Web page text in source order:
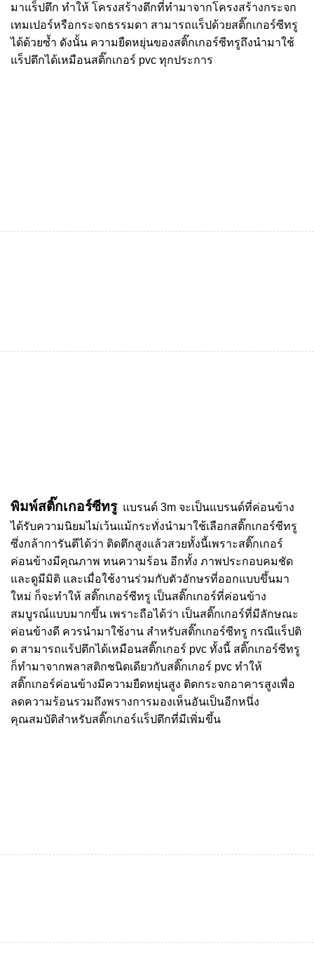
มาแร็ปตึก ทำให้ โครงสร้างตึกที่ทำมาจากโครงสร้างกระจก
เทมเปอร์หรือกระจกธรรมดา สามารถแร็ปด้วยสติ๊กเกอร์ซีทรู
ได้ด้วยซ้ำ ดังนั้น ความยืดหยุ่นของสติ๊กเกอร์ซีทรูถึงนำมาใช้
แร็ปตึกได้เหมือนสติ๊กเกอร์ pvc ทุกประการ
พิมพ์สติ๊กเกอร์ซีทรู แบรนด์ 3m จะเป็นแบรนด์ที่ค่อนข้าง
ได้รับความนิยมไม่เว้นแม้กระทั่งนำมาใช้เลือกสติ๊กเกอร์ซีทรู
ซึ่งกล้าการันตีได้ว่า ติดตึกสูงแล้วสวยทั้งนี้เพราะสติ๊กเกอร์
ค่อนข้างมีคุณภาพ ทนความร้อน อีกทั้ง ภาพประกอบคมชัด
และดูมีมิติ และเมื่อใช้งานร่วมกับตัวอักษรที่ออกแบบขึ้นมา
ใหม่ ก็จะทำให้ สติ๊กเกอร์ซีทรู เป็นสติ๊กเกอร์ที่ค่อนข้าง
สมบูรณ์แบบมากขึ้น เพราะถือได้ว่า เป็นสติ๊กเกอร์ที่มีลักษณะ
ค่อนข้างดี ควรนำมาใช้งาน สำหรับสติ๊กเกอร์ซีทรู กรณีแร็ปติ
ด สามารถแร้ปตึกได้เหมือนสติ๊กเกอร์ pvc ทั้งนี้ สติ๊กเกอร์ซีทรู
ก็ทำมาจากพลาสติกชนิดเดียวกับสติ๊กเกอร์ pvc ทำให้
สติ๊กเกอร์ค่อนข้างมีความยืดหยุ่นสูง ติดกระจกอาคารสูงเพื่อ
ลดความร้อนรวมถึงพรางการมองเห็นอันเป็นอีกหนึ่ง
คุณสมบัติสำหรับสติ๊กเกอร์แร็ปตึกที่มีเพิ่มขึ้น